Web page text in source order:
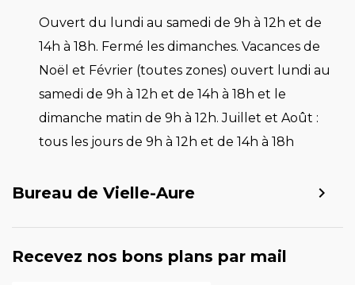
Ouvert du lundi au samedi de 9h à 12h et de
14h à 18h. Fermé les dimanches. Vacances de
Noël et Février (toutes zones) ouvert lundi au
samedi de 9h à 12h et de 14h à 18h et le
dimanche matin de 9h à 12h. Juillet et Août :
tous les jours de 9h à 12h et de 14h à 18h
Bureau de Vielle-Aure
Recevez nos bons plans par mail